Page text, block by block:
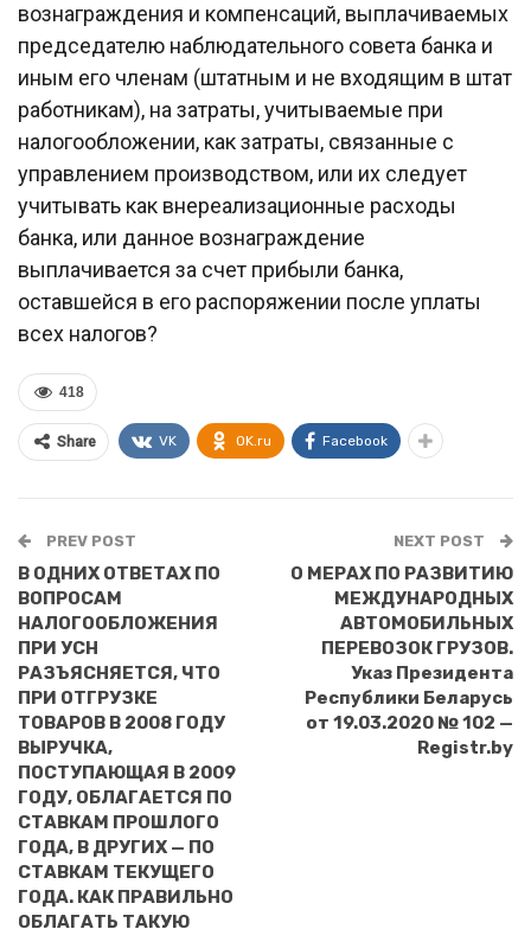
вознаграждения и компенсаций, выплачиваемых
председателю наблюдательного совета банка и
иным его членам (штатным и не входящим в штат
работникам), на затраты, учитываемые при
налогообложении, как затраты, связанные с
управлением производством, или их следует
учитывать как внереализационные расходы
банка, или данное вознаграждение
выплачивается за счет прибыли банка,
оставшейся в его распоряжении после уплаты
всех налогов?
418
Share VK OK.ru Facebook
PREV POST
В ОДНИХ ОТВЕТАХ ПО
ВОПРОСАМ
НАЛОГООБЛОЖЕНИЯ
ПРИ УСН
РАЗЪЯСНЯЕТСЯ, ЧТО
ПРИ ОТГРУЗКЕ
ТОВАРОВ В 2008 ГОДУ
ВЫРУЧКА,
ПОСТУПАЮЩАЯ В 2009
ГОДУ, ОБЛАГАЕТСЯ ПО
СТАВКАМ ПРОШЛОГО
ГОДА, В ДРУГИХ — ПО
СТАВКАМ ТЕКУЩЕГО
ГОДА. КАК ПРАВИЛЬНО
ОБЛАГАТЬ ТАКУЮ
NEXT POST
О МЕРАХ ПО РАЗВИТИЮ
МЕЖДУНАРОДНЫХ
АВТОМОБИЛЬНЫХ
ПЕРЕВОЗОК ГРУЗОВ.
Указ Президента
Республики Беларусь
от 19.03.2020 № 102 —
Registr.by